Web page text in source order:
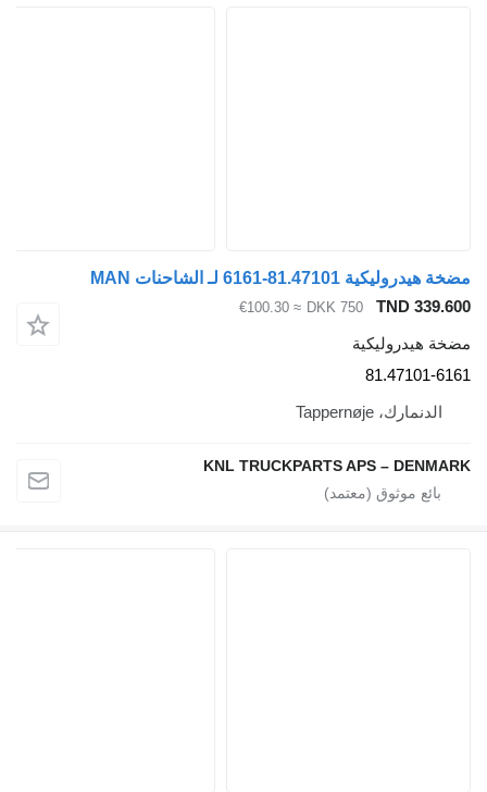
مضخة هيدروليكية 81.47101-6161 لـ الشاحنات MAN
TND 339.600
DKK 750
≈ €100.30
مضخة هيدروليكية
81.47101-6161
الدنمارك، Tappernøje
KNL TRUCKPARTS APS – DENMARK